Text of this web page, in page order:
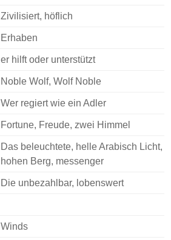
Zivilisiert, höflich
Erhaben
er hilft oder unterstützt
Noble Wolf, Wolf Noble
Wer regiert wie ein Adler
Fortune, Freude, zwei Himmel
Das beleuchtete, helle Arabisch Licht,
hohen Berg, messenger
Die unbezahlbar, lobenswert
Winds